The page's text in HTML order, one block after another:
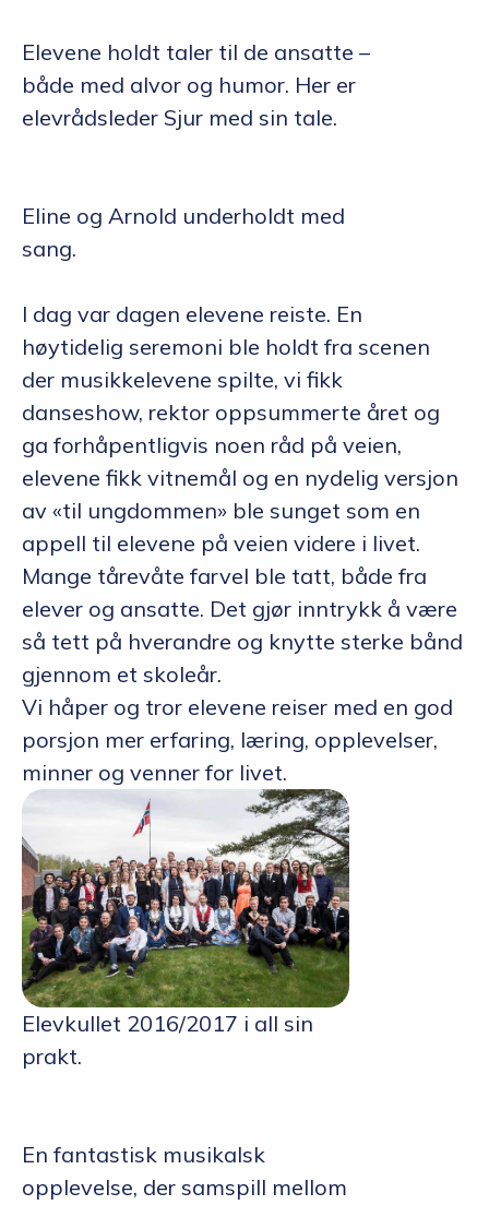
Elevene holdt taler til de ansatte –
både med alvor og humor. Her er
elevrådsleder Sjur med sin tale.
Eline og Arnold underholdt med
sang.
I dag var dagen elevene reiste. En
høytidelig seremoni ble holdt fra scenen
der musikkelevene spilte, vi fikk
danseshow, rektor oppsummerte året og
ga forhåpentligvis noen råd på veien,
elevene fikk vitnemål og en nydelig versjon
av «til ungdommen» ble sunget som en
appell til elevene på veien videre i livet.
Mange tårevåte farvel ble tatt, både fra
elever og ansatte. Det gjør inntrykk å være
så tett på hverandre og knytte sterke bånd
gjennom et skoleår.
Vi håper og tror elevene reiser med en god
porsjon mer erfaring, læring, opplevelser,
minner og venner for livet.
Elevkullet 2016/2017 i all sin
prakt.
En fantastisk musikalsk
opplevelse, der samspill mellom